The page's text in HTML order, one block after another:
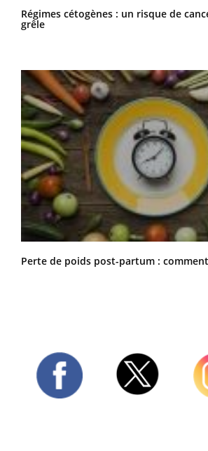
Régimes cétogènes : un risque de
grêle
Perte de poids post-partum : comment